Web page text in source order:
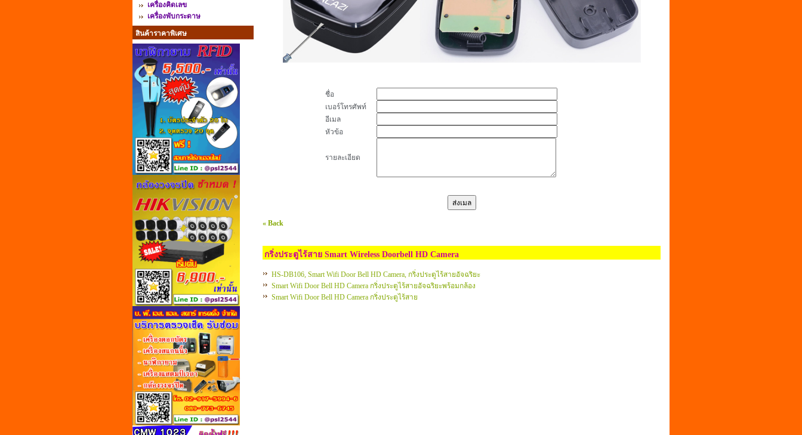
เครื่องคิดเลข
เครื่องพับกระดาษ
สินค้าราคาพิเศษ
ชื่อ
เบอร์โทรศัพท์
อีเมล
หัวข้อ
รายละเอียด
« Back
กริ่งประตูไร้สาย Smart Wireless Doorbell HD Camera
HS-DB106, Smart Wifi Door Bell HD Camera, กริ่งประตูไร้สายอัจฉริยะ
Smart Wifi Door Bell HD Camera กริ่งประตูไร้สายอัจฉริยะพร้อมกล้อง
Smart Wifi Door Bell HD Camera กริ่งประตูไร้สาย